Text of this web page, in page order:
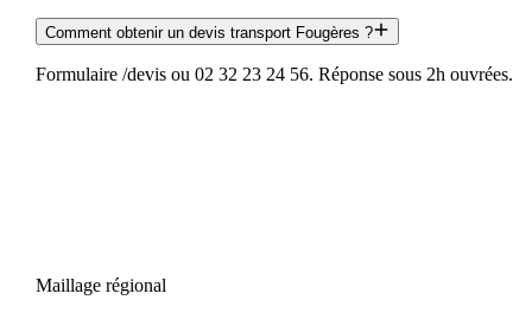
Comment obtenir un devis transport Fougères ?
Formulaire /devis ou 02 32 23 24 56. Réponse sous 2h ouvrées.
Maillage régional